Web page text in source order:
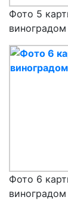
Фото 5
Фото 6